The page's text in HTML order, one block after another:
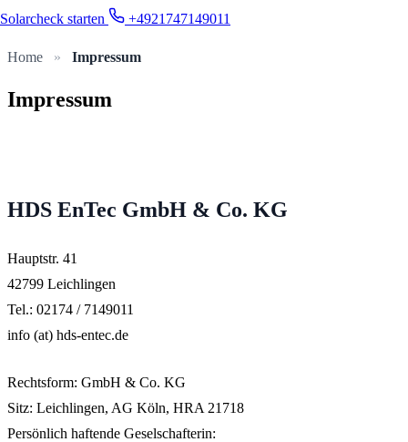
Solarcheck starten +4921747149011
Home » Impressum
Impressum
HDS EnTec GmbH & Co. KG
Hauptstr. 41
42799 Leichlingen
Tel.: 02174 / 7149011
info (at) hds-entec.de
Rechtsform: GmbH & Co. KG
Sitz: Leichlingen, AG Köln, HRA 21718
Persönlich haftende Geselschafterin: